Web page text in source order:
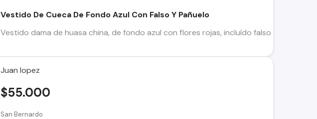
Vestido De Cueca De Fondo Azul Con Falso Y Pañuelo
Vestido dama de huasa china, de fondo azul con flores rojas, incluído falso y
Juan lopez
San Bernardo
$55.000